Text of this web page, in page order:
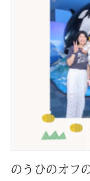
のうひのオフ